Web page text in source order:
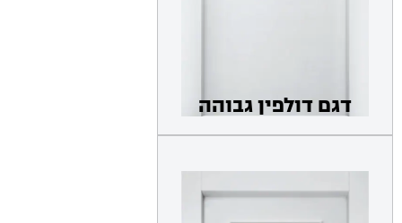
דגם דולפין גבוהה